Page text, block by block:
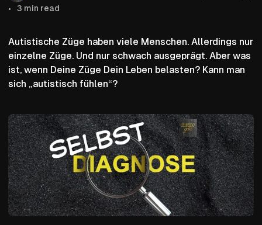
3 min read
Autistische Züge haben viele Menschen. Allerdings nur
einzelne Züge. Und nur schwach ausgeprägt. Aber was
ist, wenn Deine Züge Dein Leben belasten? Kann man
sich „autistisch fühlen“?